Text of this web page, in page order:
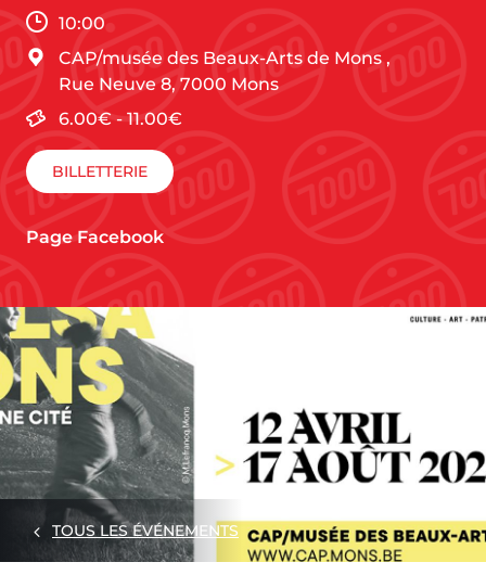
10:00
CAP/musée des Beaux-Arts de Mons ,
Rue Neuve 8, 7000 Mons
6.00€ - 11.00€
BILLETTERIE
Page Facebook
TOUS LES ÉVÉNEMENTS